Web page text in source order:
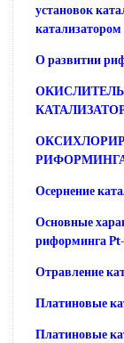
установок
катализатором
О развитии
Осернение
Основные
риформинга
Отравление
Платиновые
Платиновые